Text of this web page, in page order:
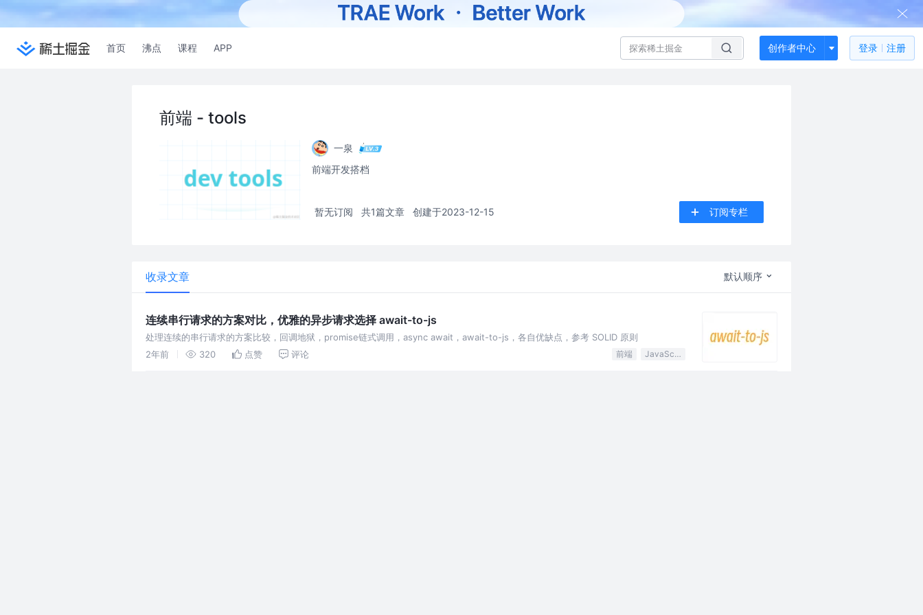
首页 沸点 课程 APP 创作者中心 登录 注册
前端 - tools
一泉
前端开发搭档
暂无订阅 共1篇文章 创建于2023-12-15 订阅专栏
收录文章 默认顺序
连续串行请求的方案对比，优雅的异步请求选择 await-to-js
处理连续的串行请求的方案比较，回调地狱，promise链式调用，async await，await-to-js，各自优缺点，参考 SOLID 原则
2年前
320 点赞 评论 前端 JavaScript